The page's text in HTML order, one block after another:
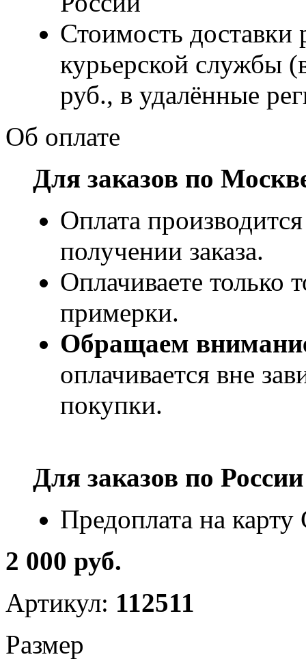
Стоимость доставки
курьерской службы
руб., в удалённые
Об оплате
Для заказов по
Оплата
получении заказа.
Оплачиваете только
примерки.
Обращаем
оплачивается вне
покупки.
Для заказов по
Предоплата на
2 000 руб.
Артикул: 112511
Размер